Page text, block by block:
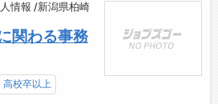
情報 /新潟県柏崎
関わる事務
高校卒以上